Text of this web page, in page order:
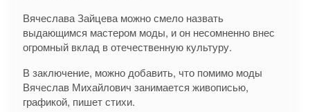
Вячеслава Зайцева можно смело назвать
выдающимся мастером моды, и он несомненно внес
огромный вклад в отечественную культуру.
В заключение, можно добавить, что помимо моды
Вячеслав Михайлович занимается живописью,
графикой, пишет стихи.